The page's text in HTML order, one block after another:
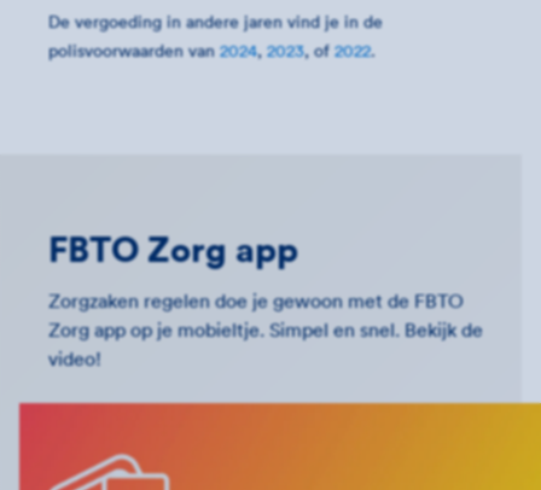
De vergoeding in andere jaren vind je in de
polisvoorwaarden van2024,2023, of2022.
FBTO Zorg app
Zorgzaken regelen doe je gewoon met de FBTO
Zorg app op je mobieltje. Simpel en snel. Bekijk de
video!